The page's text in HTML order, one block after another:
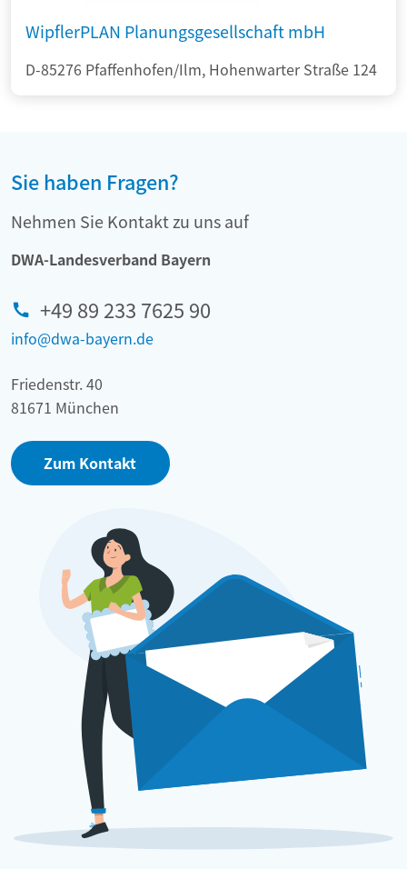
WipflerPLAN Planungsgesellschaft mbH
D-85276 Pfaffenhofen/Ilm, Hohenwarter Straße 124
Sie haben Fragen?
Nehmen Sie Kontakt zu uns auf
DWA-Landesverband Bayern
+49 89 233 7625 90
info@dwa-bayern.de
Friedenstr. 40
81671 München
Zum Kontakt